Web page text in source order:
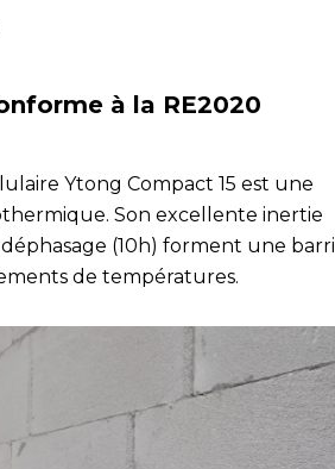
à la RE2020
Ytong Compact 15 est une
Son excellente inertie
(10h) forment une
de températures.